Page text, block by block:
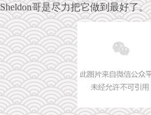
Sheldon哥是尽力把它做到最好了。